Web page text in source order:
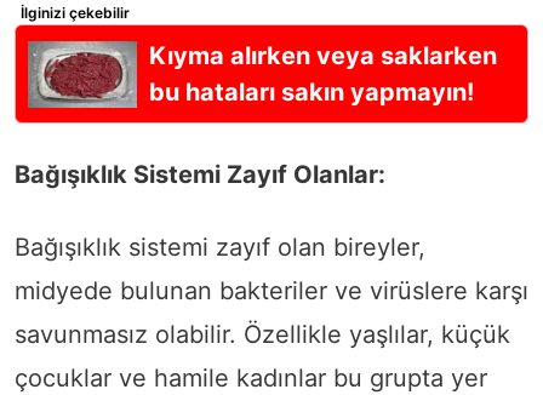
İlginizi çekebilir
Kıyma alırken veya saklarken
bu hataları sakın yapmayın!
Bağışıklık Sistemi Zayıf Olanlar:
Bağışıklık sistemi zayıf olan bireyler,
midyede bulunan bakteriler ve virüslere karşı
savunmasız olabilir. Özellikle yaşlılar, küçük
çocuklar ve hamile kadınlar bu grupta yer